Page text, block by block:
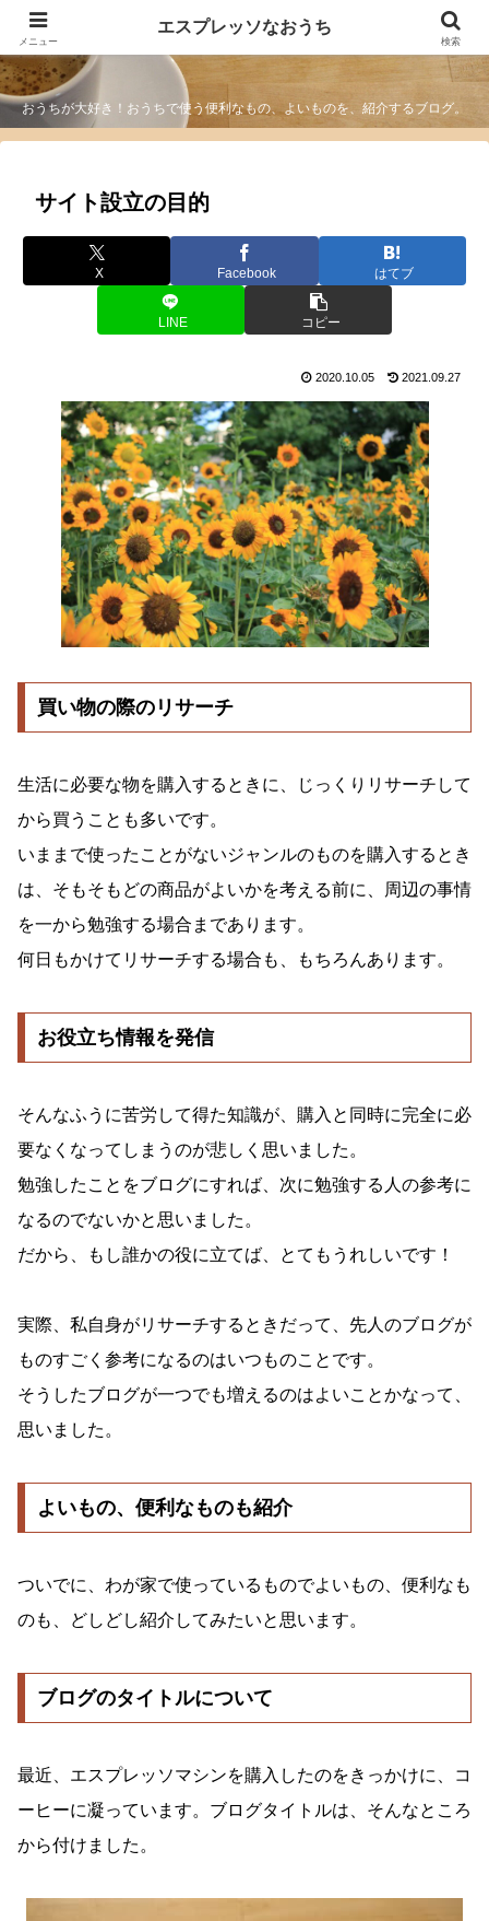
エスプレッソなおうち
おうちが大好き！おうちで使う便利なもの、よいものを、紹介するブログ。
サイト設立の目的
X Facebook はてブ
LINE コピー
2020.10.05 2021.09.27
買い物の際のリサーチ
生活に必要な物を購入するときに、じっくりリサーチして
から買うことも多いです。
いままで使ったことがないジャンルのものを購入するとき
は、そもそもどの商品がよいかを考える前に、周辺の事情
を一から勉強する場合まであります。
何日もかけてリサーチする場合も、もちろんあります。
お役立ち情報を発信
そんなふうに苦労して得た知識が、購入と同時に完全に必
要なくなってしまうのが悲しく思いました。
勉強したことをブログにすれば、次に勉強する人の参考に
なるのでないかと思いました。
だから、もし誰かの役に立てば、とてもうれしいです！
実際、私自身がリサーチするときだって、先人のブログが
ものすごく参考になるのはいつものことです。
そうしたブログが一つでも増えるのはよいことかなって、
思いました。
よいもの、便利なものも紹介
ついでに、わが家で使っているものでよいもの、便利なも
のも、どしどし紹介してみたいと思います。
ブログのタイトルについて
最近、エスプレッソマシンを購入したのをきっかけに、コ
ーヒーに凝っています。ブログタイトルは、そんなところ
から付けました。
メニュー
エスプレッソなおうち
検索